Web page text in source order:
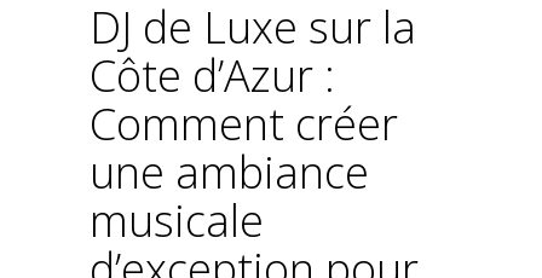
DJ de Luxe sur la
Côte d’Azur :
Comment créer
une ambiance
musicale